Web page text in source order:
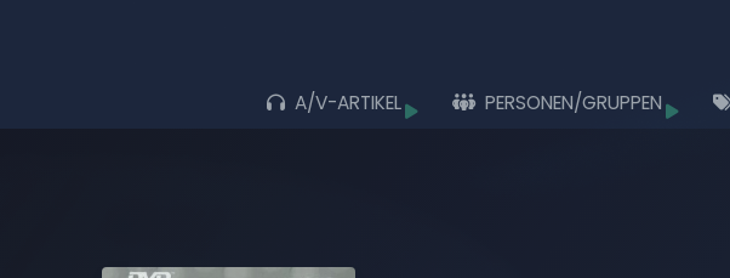
A/V-ARTIKEL PERSONEN/GRUPPEN